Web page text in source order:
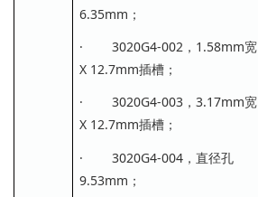
6.35mm；
· 3020G4-002，1.58mm宽
X 12.7mm插槽；
· 3020G4-003，3.17mm宽
X 12.7mm插槽；
· 3020G4-004，直径孔
9.53mm；